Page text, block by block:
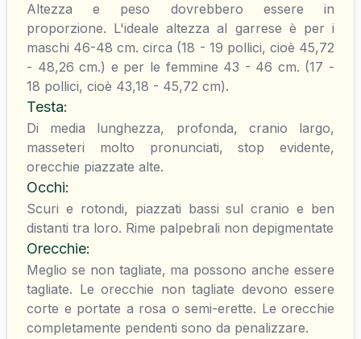
Altezza e peso dovrebbero essere in
proporzione. L'ideale altezza al garrese è per i
maschi 46-48 cm. circa (18 - 19 pollici, cioè 45,72
- 48,26 cm.) e per le femmine 43 - 46 cm. (17 -
18 pollici, cioè 43,18 - 45,72 cm).
Testa:
Di media lunghezza, profonda, cranio largo,
masseteri molto pronunciati, stop evidente,
orecchie piazzate alte.
Occhi:
Scuri e rotondi, piazzati bassi sul cranio e ben
distanti tra loro. Rime palpebrali non depigmentate
Orecchie:
Meglio se non tagliate, ma possono anche essere
tagliate. Le orecchie non tagliate devono essere
corte e portate a rosa o semi-erette. Le orecchie
completamente pendenti sono da penalizzare.